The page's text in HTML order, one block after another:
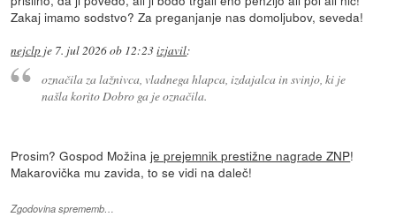
Zakaj imamo sodstvo? Za preganjanje nas domoljubov, seveda!
nejclp je 7. jul 2026 ob 12:23izjavil:
označila za lažnivca, vladnega hlapca, izdajalca in svinjo, ki je
našla koritoDobro ga je označila.
Prosim? Gospod Možinaje prejemnik prestižne nagrade ZNP!
Makarovička mu zavida, to se vidi na daleč!
Zgodovina sprememb…